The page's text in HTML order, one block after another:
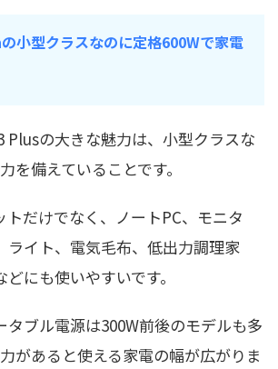
小型クラスなのに定格600Wで家電
Plusの大きな魅力は、小型クラスな
を備えていることです。
トだけでなく、ノートPC、モニタ
ライト、電気毛布、低出力調理家
にも使いやすいです。
タブル電源は300W前後のモデルも多
があると使える家電の幅が広がりま